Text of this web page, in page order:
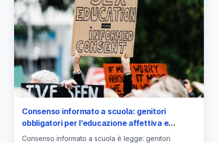
Consenso informato a scuola: genitori
obbligatori per l’educazione affettiva e
sessuale. Cosa prevede
Consenso informato a scuola è legge: genitori